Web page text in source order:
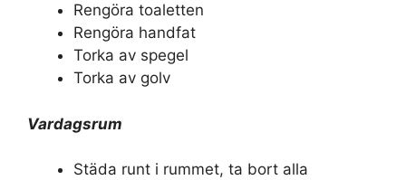
Rengöra toaletten
Rengöra handfat
Torka av spegel
Torka av golv
Vardagsrum
Städa runt i rummet, ta bort alla